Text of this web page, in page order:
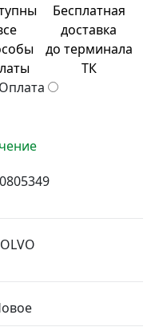
Бесплатная
доставка
до терминала
ТК
Оплата